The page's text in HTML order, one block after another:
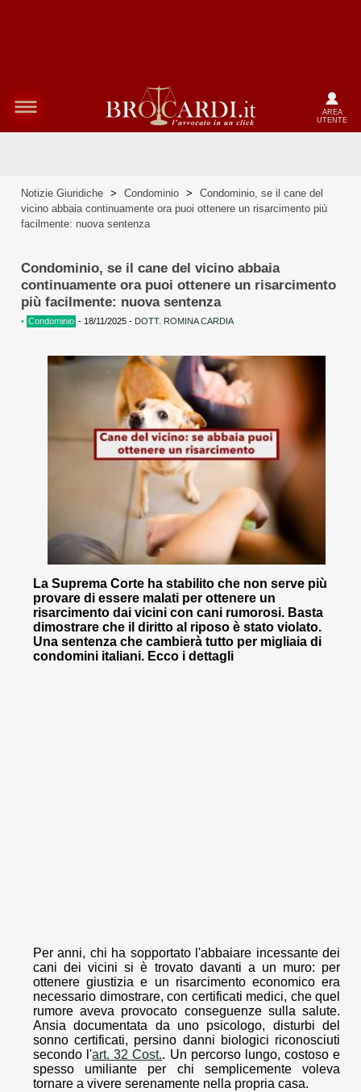
AREA
UTENTE
Notizie Giuridiche > Condominio >
Condominio, se il cane del
vicino abbaia continuamente ora puoi ottenere un risarcimento più
facilmente: nuova sentenza
Condominio, se il cane del vicino abbaia
continuamente ora puoi ottenere un risarcimento
più facilmente: nuova sentenza
• Condominio - 18/11/2025 - DOTT. ROMINA CARDIA
La Suprema Corte ha stabilito che non serve più
provare di essere malati per ottenere un
risarcimento dai vicini con cani rumorosi. Basta
dimostrare che il diritto al riposo è stato violato.
Una sentenza che cambierà tutto per migliaia di
condomini italiani. Ecco i dettagli
Per anni, chi ha sopportato l'abbaiare incessante dei
cani dei vicini si è trovato davanti a un muro: per
ottenere giustizia e un risarcimento economico era
necessario dimostrare, con certificati medici, che quel
rumore aveva provocato conseguenze sulla salute.
Ansia documentata da uno psicologo, disturbi del
sonno certificati, persino danni biologici riconosciuti
secondo l'art. 32 Cost.. Un percorso lungo, costoso e
spesso umiliante per chi semplicemente voleva
tornare a vivere serenamente nella propria casa.